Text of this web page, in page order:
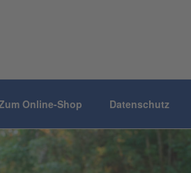
Online-Shop Datenschutz